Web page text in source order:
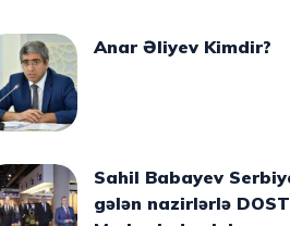
Anar Əliyev Kimdir?
Sahil Babayev Serbiyadan
gələn nazirlərlə DOST